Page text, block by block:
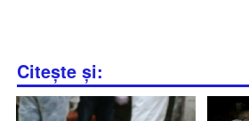
Citește și: